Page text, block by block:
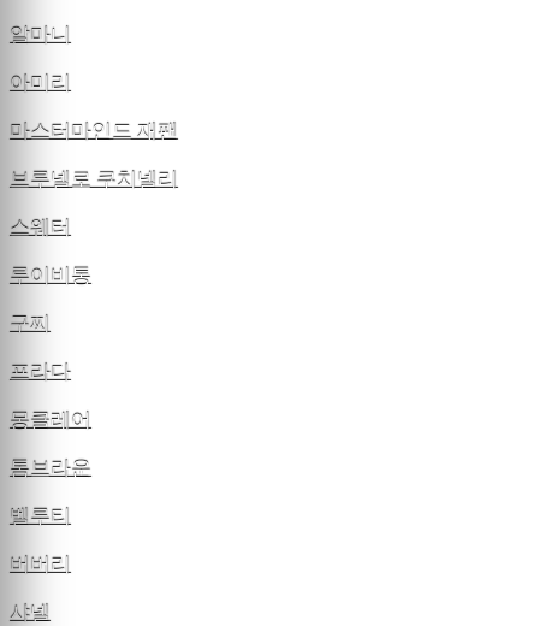
알마니
아미리
마스터마인드 재팬
브루넬로 쿠치넬리
스웨터
루이비통
구찌
프라다
몽클레어
톰브라운
벨루티
버버리
샤넬